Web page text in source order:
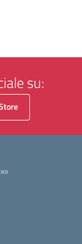
su:
iniziale della scuola